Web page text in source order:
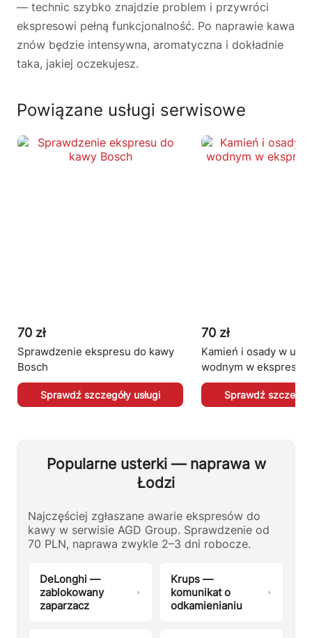
— technic szybko znajdzie problem i przywróci
ekspresowi pełną funkcjonalność. Po naprawie kawa
znów będzie intensywna, aromatyczna i dokładnie
taka, jakiej oczekujesz.
Powiązane usługi serwisowe
70 zł
Sprawdzenie ekspresu do kawy
Bosch
Sprawdź szczegóły usługi
70 zł
Kamień i osady w
wodnym w
Sprawdź
Popularne usterki — naprawa w
Łodzi
Najczęściej zgłaszane awarie ekspresów do
kawy w serwisie AGD Group. Sprawdzenie od
70 PLN, naprawa zwykle 2–3 dni robocze.
DeLonghi —
zablokowany
zaparzacz
Krups —
komunikat o
odkamienianiu